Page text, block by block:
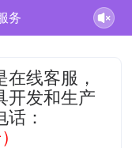
务
线客服，
开发和生产
：